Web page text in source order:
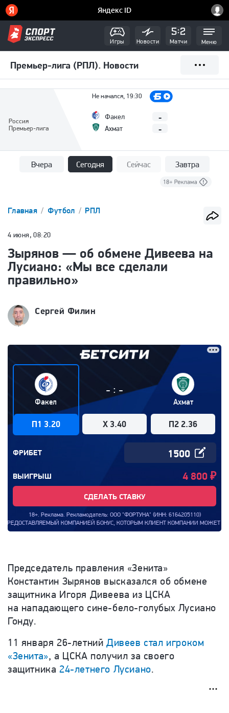
Игры Новости Матчи Меню
Премьер-лига (РПЛ). Новости
Россия
Премьер-лига
Не начался, 19:30
Факел
Ахмат
-
-
Вчера Сегодня Сейчас Завтра
Главная Футбол РПЛ
4 июня, 08:20
Зырянов — об обмене Дивеева на
Лусиано: «Мы все сделали
правильно»
Сергей Филин
Факел
П1 3.20
- : -
X 3.40
Ахмат
П2 2.36
ФРИБЕТ
ВЫИГРЫШ 4 800 ₽
СДЕЛАТЬ СТАВКУ
18+. Реклама. Рекламодатель: ООО "ФОРТУНА" (ИНН: 6164205110)
КОМПАНИЕЙ БОНУС, КОТОРЫМ КЛИЕНТ КОМПАНИИ МОЖЕТ
Председатель правления «Зенита»
Константин Зырянов высказался об обмене
защитника Игоря Дивеева из ЦСКА
на нападающего сине-бело-голубых Лусиано
Гонду.
11 января 26-летнийДивеев стал игроком
«Зенита», а ЦСКА получил за своего
защитника 24-летнего Лусиано.